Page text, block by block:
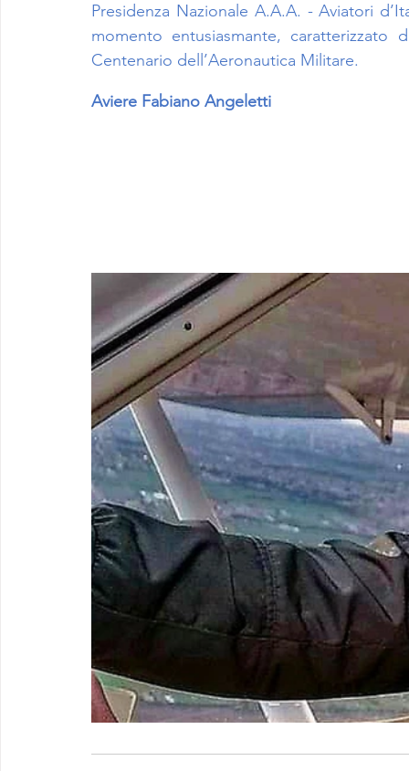
Presidenza Nazionale A.A.A. - Aviatori
momento entusiasmante,
Centenario dell’Aeronautica Militare.
Aviere Fabiano Angeletti